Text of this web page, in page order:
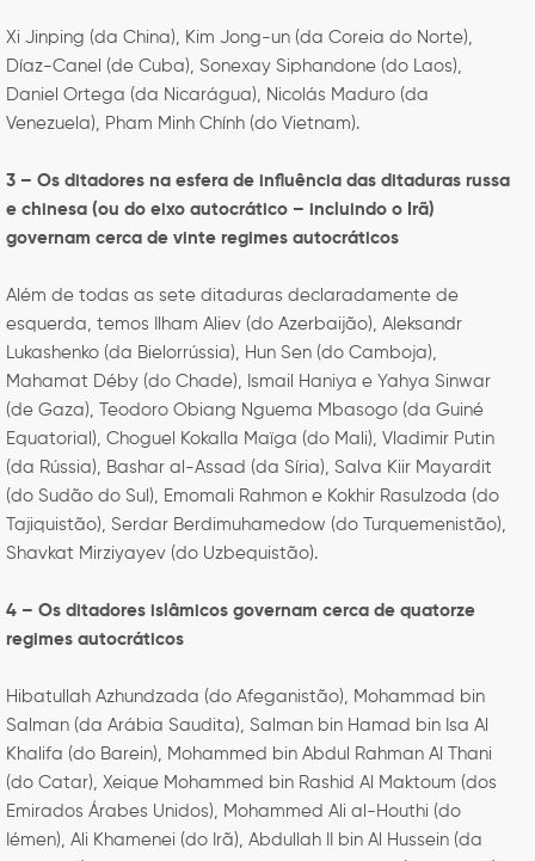
Xi Jinping (da China), Kim Jong-un (da Coreia do Norte),
Díaz-Canel (de Cuba), Sonexay Siphandone (do Laos),
Daniel Ortega (da Nicarágua), Nicolás Maduro (da
Venezuela), Pham Minh Chính (do Vietnam).
3 – Os ditadores na esfera de influência das ditaduras russa
e chinesa (ou do eixo autocrático – incluindo o Irã)
governam cerca de vinte regimes autocráticos
Além de todas as sete ditaduras declaradamente de
esquerda, temos Ilham Aliev (do Azerbaijão), Aleksandr
Lukashenko (da Bielorrússia), Hun Sen (do Camboja),
Mahamat Déby (do Chade), Ismail Haniya e Yahya Sinwar
(de Gaza), Teodoro Obiang Nguema Mbasogo (da Guiné
Equatorial), Choguel Kokalla Maïga (do Mali), Vladimir Putin
(da Rússia), Bashar al-Assad (da Síria), Salva Kiir Mayardit
(do Sudão do Sul), Emomali Rahmon e Kokhir Rasulzoda (do
Tajiquistão), Serdar Berdimuhamedow (do Turquemenistão),
Shavkat Mirziyayev (do Uzbequistão).
4 – Os ditadores islâmicos governam cerca de quatorze
regimes autocráticos
Hibatullah Azhundzada (do Afeganistão), Mohammad bin
Salman (da Arábia Saudita), Salman bin Hamad bin Isa Al
Khalifa (do Barein), Mohammed bin Abdul Rahman Al Thani
(do Catar), Xeique Mohammed bin Rashid Al Maktoum (dos
Emirados Árabes Unidos), Mohammed Ali al-Houthi (do
Iémen), Ali Khamenei (do Irã), Abdullah II bin Al Hussein (da